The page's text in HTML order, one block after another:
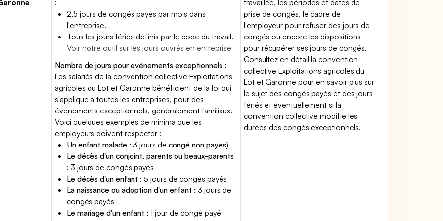
:
2,5 jours de congés payés par mois dans
l'entreprise.
Tous les jours fériés définis par le code du travail.
Voir notre outil sur les jours ouvrés en entreprise
Nombre de jours pour événements exceptionnels :
Les salariés de la convention collective Exploitations
agricoles du Lot et Garonne bénéficient de la loi qui
s'applique à toutes les entreprises, pour des
événements exceptionnels, généralement familiaux.
Voici quelques exemples de minima que les
employeurs doivent respecter :
Un enfant malade : 3 jours decongé non payés)
Le décès d'un conjoint, parents ou beaux-parents
: 3 jours de congés payés
Le décès d'un enfant : 5 jours de congés payés
La naissance ou adoption d'un enfant : 3 jours de
congés payés
Le mariage d'un enfant : 1 jour de congé payé
travaillée, les périodes et dates de
prise de congés, le cadre de
l'employeur pour refuser des jours de
congés ou encore les dispositions
pour récupérer ses jours de congés.
Consultez en détail la convention
collective Exploitations agricoles du
Lot et Garonne pour en savoir plus sur
le sujet des congés payés et des jours
fériés et éventuellement si la
convention collective modifie les
durées des congés exceptionnels.